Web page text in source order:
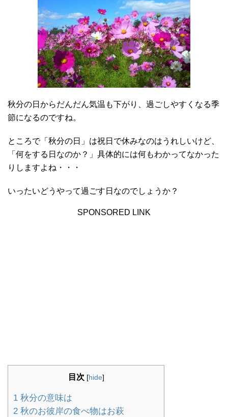
秋分の日からだんだん気温も下がり、過ごしやすくなる季
節になるのですね。
ところで「秋分の日」は祝日で休みなのはうれしいけど、
「何をする日なのか？」具体的には何もわかってなかった
りしますよね・・・
いったいどうやって過ごす日なのでしょうか？
SPONSORED LINK
目次 [hide]
1 秋分の意味は
2 秋のお彼岸の食べ物はお萩